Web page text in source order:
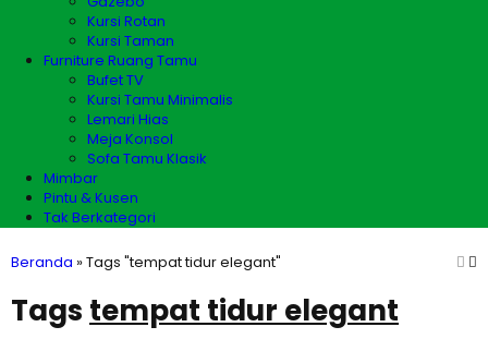
Kursi Rotan
Kursi Taman
Furniture Ruang Tamu
Bufet TV
Kursi Tamu Minimalis
Lemari Hias
Meja Konsol
Sofa Tamu Klasik
Mimbar
Pintu & Kusen
Tak Berkategori
Beranda »Tags "tempat tidur elegant"
Tags tempat tidur elegant